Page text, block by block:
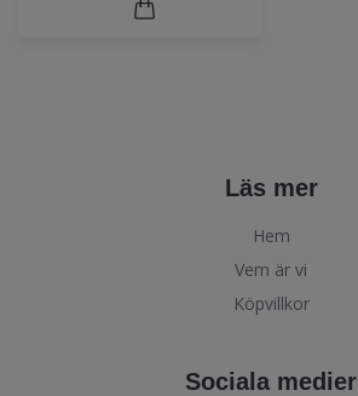
Läs mer
Hem
Vem är vi
Köpvillkor
Sociala medier